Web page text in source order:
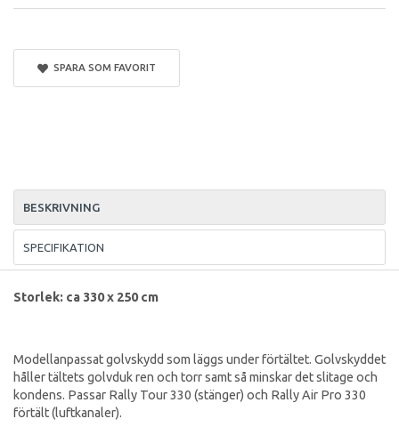
SPARA SOM FAVORIT
BESKRIVNING
SPECIFIKATION
Storlek: ca 330 x 250 cm
Modellanpassat golvskydd som läggs under förtältet. Golvskyddet
håller tältets golvduk ren och torr samt så minskar det slitage och
kondens. Passar Rally Tour 330 (stänger) och Rally Air Pro 330
förtält (luftkanaler).